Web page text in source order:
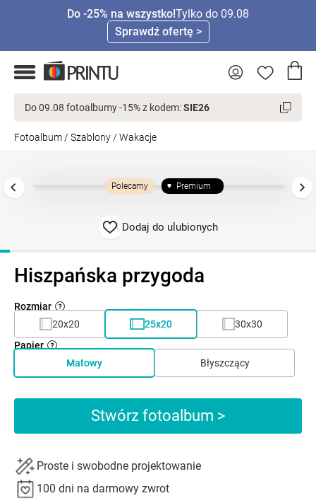
Do -25% na wszystko!Tylko do 09.08
Sprawdź ofertę >
Do 09.08 fotoalbumy -15% z kodem:SIE26
Fotoalbum / Szablony / Wakacje
Polecamy Premium
Dodaj do ulubionych
Hiszpańska przygoda
Rozmiar
20x20
25x20
30x30
Papier
Matowy
Błyszczący
Stwórz fotoalbum >
Proste i swobodne projektowanie
100 dni na darmowy zwrot